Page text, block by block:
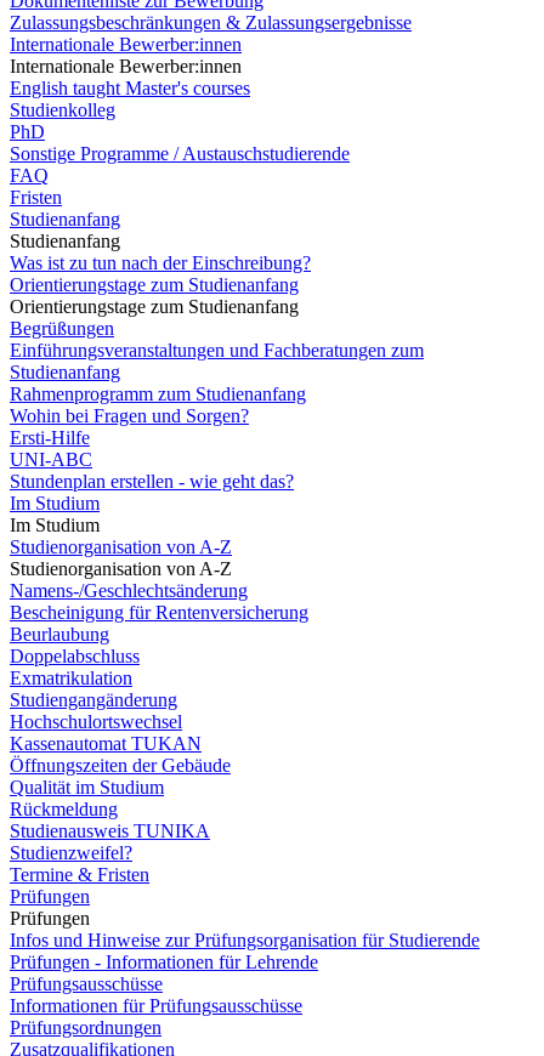
Zulassungsbeschränkungen & Zulassungsergebnisse
Internationale Bewerber:innen
Internationale Bewerber:innen
English taught Master's courses
Studienkolleg
PhD
Sonstige Programme / Austauschstudierende
FAQ
Fristen
Studienanfang
Studienanfang
Was ist zu tun nach der Einschreibung?
Orientierungstage zum Studienanfang
Orientierungstage zum Studienanfang
Begrüßungen
Einführungsveranstaltungen und Fachberatungen zum
Studienanfang
Rahmenprogramm zum Studienanfang
Wohin bei Fragen und Sorgen?
Ersti-Hilfe
UNI-ABC
Stundenplan erstellen - wie geht das?
Im Studium
Im Studium
Studienorganisation von A-Z
Studienorganisation von A-Z
Namens-/Geschlechtsänderung
Bescheinigung für Rentenversicherung
Beurlaubung
Doppelabschluss
Exmatrikulation
Studiengangänderung
Hochschulortswechsel
Kassenautomat TUKAN
Öffnungszeiten der Gebäude
Qualität im Studium
Rückmeldung
Studienausweis TUNIKA
Studienzweifel?
Termine & Fristen
Prüfungen
Prüfungen
Infos und Hinweise zur Prüfungsorganisation für Studierende
Prüfungen - Informationen für Lehrende
Prüfungsausschüsse
Informationen für Prüfungsausschüsse
Prüfungsordnungen
Zusatzqualifikationen